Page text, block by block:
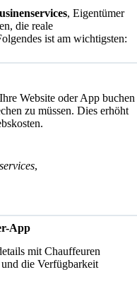
, Eigentümer
die reale
ist am wichtigsten:
Website oder App buchen
zu müssen. Dies erhöht
,
App
mit Chauffeuren
die Verfügbarkeit